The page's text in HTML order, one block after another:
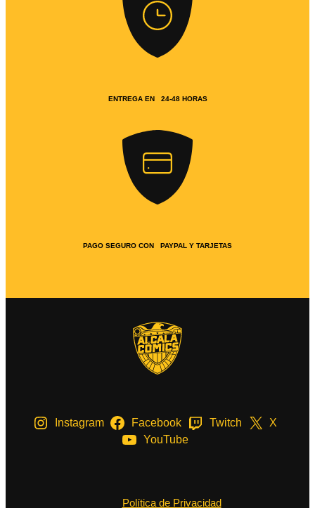
ENTREGA EN 24-48 HORAS
PAGO SEGURO CON PAYPAL Y TARJETAS
Instagram Facebook Twitch
X
YouTube
Política de Privacidad